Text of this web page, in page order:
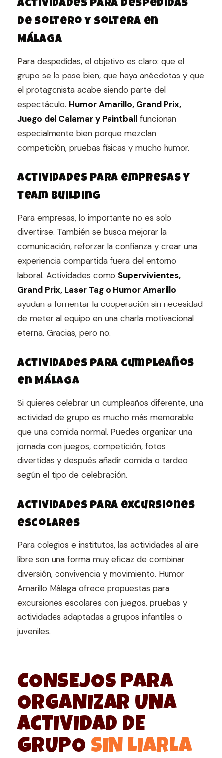
Actividades para despedidas
de soltero y soltera en
Málaga
Para despedidas, el objetivo es claro: que el
grupo se lo pase bien, que haya anécdotas y que
el protagonista acabe siendo parte del
espectáculo. Humor Amarillo, Grand Prix,
Juego del Calamar y Paintball funcionan
especialmente bien porque mezclan
competición, pruebas físicas y mucho humor.
Actividades para empresas y
team building
Para empresas, lo importante no es solo
divertirse. También se busca mejorar la
comunicación, reforzar la confianza y crear una
experiencia compartida fuera del entorno
laboral. Actividades como Supervivientes,
Grand Prix, Laser Tag o Humor Amarillo
ayudan a fomentar la cooperación sin necesidad
de meter al equipo en una charla motivacional
eterna. Gracias, pero no.
Actividades para cumpleaños
en Málaga
Si quieres celebrar un cumpleaños diferente, una
actividad de grupo es mucho más memorable
que una comida normal. Puedes organizar una
jornada con juegos, competición, fotos
divertidas y después añadir comida o tardeo
según el tipo de celebración.
Actividades para excursiones
escolares
Para colegios e institutos, las actividades al aire
libre son una forma muy eficaz de combinar
diversión, convivencia y movimiento. Humor
Amarillo Málaga ofrece propuestas para
excursiones escolares con juegos, pruebas y
actividades adaptadas a grupos infantiles o
juveniles.
CONSEJOS PARA
ORGANIZAR UNA
ACTIVIDAD DE
GRUPO SIN LIARLA